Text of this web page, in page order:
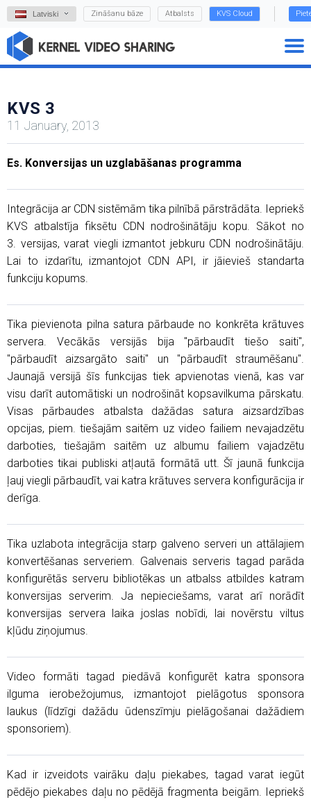
Latviski Zināšanu bāze Atbalsts KVS Cloud
KVS 3
11 January, 2013
Es. Konversijas un uzglabāšanas programma
Integrācija ar CDN sistēmām tika pilnībā pārstrādāta. Iepriekš
KVS atbalstīja fiksētu CDN nodrošinātāju kopu. Sākot no
3. versijas, varat viegli izmantot jebkuru CDN nodrošinātāju.
Lai to izdarītu, izmantojot CDN API, ir jāievieš standarta
funkciju kopums.
Tika pievienota pilna satura pārbaude no konkrēta krātuves
servera. Vecākās versijās bija "pārbaudīt tiešo saiti",
"pārbaudīt aizsargāto saiti" un "pārbaudīt straumēšanu".
Jaunajā versijā šīs funkcijas tiek apvienotas vienā, kas var
visu darīt automātiski un nodrošināt kopsavilkuma pārskatu.
Visas pārbaudes atbalsta dažādas satura aizsardzības
opcijas, piem. tiešajām saitēm uz video failiem nevajadzētu
darboties, tiešajām saitēm uz albumu failiem vajadzētu
darboties tikai publiski atļautā formātā utt. Šī jaunā funkcija
ļauj viegli pārbaudīt, vai katra krātuves servera konfigurācija ir
derīga.
Tika uzlabota integrācija starp galveno serveri un attālajiem
konvertēšanas serveriem. Galvenais serveris tagad parāda
konfigurētās serveru bibliotēkas un atbalss atbildes katram
konversijas serverim. Ja nepieciešams, varat arī norādīt
konversijas servera laika joslas nobīdi, lai novērstu viltus
kļūdu ziņojumus.
Video formāti tagad piedāvā konfigurēt katra sponsora
ilguma ierobežojumus, izmantojot pielāgotus sponsora
laukus (līdzīgi dažādu ūdenszīmju pielāgošanai dažādiem
sponsoriem).
Kad ir izveidots vairāku daļu piekabes, tagad varat iegūt
pēdējo piekabes daļu no pēdējā fragmenta beigām. Iepriekš